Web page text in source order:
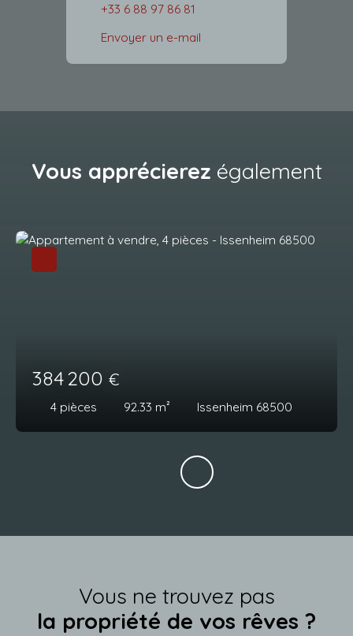
+33 6 88 97 86 81
Envoyer un e-mail
Vous apprécierez également
384 200 €
4 pièces 92.33 m² Issenheim 68500
Vous ne trouvez pas
la propriété de vos rêves ?